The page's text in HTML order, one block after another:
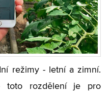
režimy - letní a zimní.
toto rozdělení je pro